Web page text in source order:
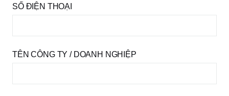
SỐ ĐIỆN THOẠI
TÊN CÔNG TY / DOANH NGHIỆP